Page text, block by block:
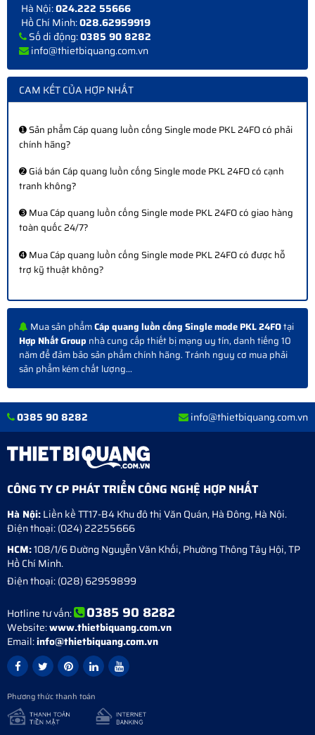
Hà Nội:024.222 55666
Hồ Chí Minh:028.62959919
Số di động:0385 90 8282
info@thietbiquang.com.vn
CAM KẾT CỦA HỢP NHẤT
➊ Sản phẩm Cáp quang luồn cống Single mode PKL 24FO có phải
chính hãng?
➋ Giá bán Cáp quang luồn cống Single mode PKL 24FO có cạnh
tranh không?
➌ Mua Cáp quang luồn cống Single mode PKL 24FO có giao hàng
toàn quốc 24/7?
➍ Mua Cáp quang luồn cống Single mode PKL 24FO có được hỗ
trợ kỹ thuật không?
Mua sản phẩmCáp quang luồn cống Single mode PKL 24FOtại
Hợp Nhất Group nhà cung cấp thiết bị mạng uy tín, danh tiếng 10
năm để đảm bảo sản phẩm chính hãng. Tránh nguy cơ mua phải
sản phẩm kém chất lượng...
0385 90 8282 info@thietbiquang.com.vn
CÔNG TY CP PHÁT TRIỂN CÔNG NGHỆ HỢP NHẤT
Hà Nội:Liền kề TT17-B4 Khu đô thị Văn Quán,Hà Đông,Hà Nội.
Điện thoại:(024) 22255666
HCM:108/1/6 Đường Nguyễn Văn Khối, Phường Thông Tây Hội, TP
Hồ Chí Minh.
Điện thoại:(028) 62959899
Hotline tư vấn: 0385 90 8282
Website:www.thietbiquang.com.vn
Email:info@thietbiquang.com.vn
Phương thức thanh toán